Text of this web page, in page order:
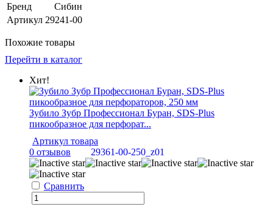
Бренд
Сибин
Артикул 29241-00
Похожие товары
Перейти в каталог
Хит!
Зубило Зубр Профессионал Буран, SDS-Plus
пикообразное для перфорат...
Артикул товара
29361-00-250_z01
0 отзывов
Сравнить